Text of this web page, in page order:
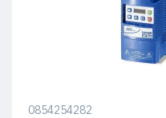
0854254282